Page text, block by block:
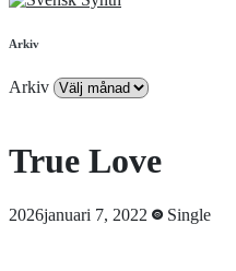
Arkiv
Arkiv
True Love
2026januari 7, 2022 Single